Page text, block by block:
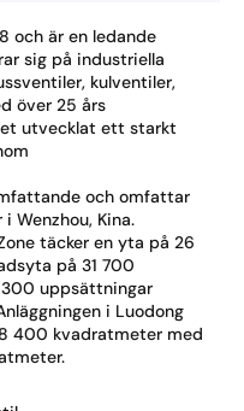
och är en ledande
sig på industriella
kulventiler,
över 25 års
utvecklat ett starkt
och omfattar
Wenzhou, Kina.
täcker en yta på 26
på 31 700
uppsättningar
i Luodong
400 kvadratmeter med